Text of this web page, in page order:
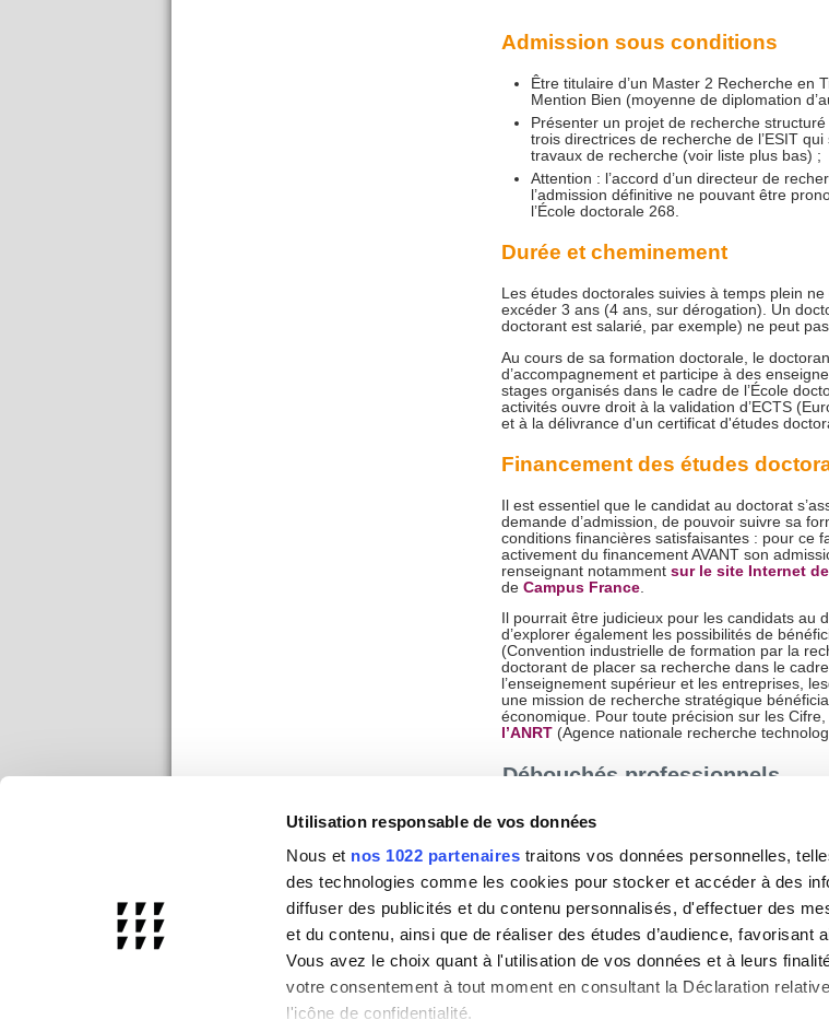
Utilisation responsable de vos données
Nous et nos 1022 partenaires traitons vos données personnelles,
des technologies comme les cookies pour stocker et accéder à des
diffuser des publicités et du contenu personnalisés, d'effectuer des
et du contenu, ainsi que de réaliser des études d’audience, favorisant
Vous avez le choix quant à l'utilisation de vos données et à leurs
votre consentement à tout moment en consultant la Déclaration
l'icône de confidentialité.
Admission sous conditions
Être titulaire d’un Master 2 Recherche en
Mention Bien (moyenne de diplomation
Présenter un projet de recherche structuré
trois directrices de recherche de l’ESIT
travaux de recherche (voir liste plus bas) ;
Attention : l’accord d’un directeur de
l’admission définitive ne pouvant être
l’École doctorale 268.
Durée et cheminement
Les études doctorales suivies à temps plein
excéder 3 ans (4 ans, sur dérogation). Un
doctorant est salarié, par exemple) ne peut
Au cours de sa formation doctorale, le
d’accompagnement et participe à des
stages organisés dans le cadre de l’École
activités ouvre droit à la validation d’ECTS
et à la délivrance d'un certificat d'études
Financement des études
Il est essentiel que le candidat au doctorat
demande d’admission, de pouvoir suivre sa
conditions financières satisfaisantes : pour ce
activement du financement AVANT son
renseignant notamment sur le site Internet
de Campus France.
Il pourrait être judicieux pour les candidats au
d’explorer également les possibilités de
(Convention industrielle de formation par la
doctorant de placer sa recherche dans le
l’enseignement supérieur et les entreprises,
une mission de recherche stratégique
économique. Pour toute précision sur les
l’ANRT(Agence nationale recherche
Débouchés professionnels
environnement économique et culturel
d’augmenter, ainsi que le niveau de
traductologie auront le bagage nécessaire
place des formations universitaires de
Métiers de l’édition :direction de
d’œuvres audiovisuelles
Fonction d’encadrement
dans des
grandes entreprises offrant des services